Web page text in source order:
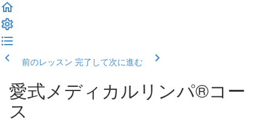
前のレッスン 完了して次に進む
愛式メディカルリンパ®コー
ス